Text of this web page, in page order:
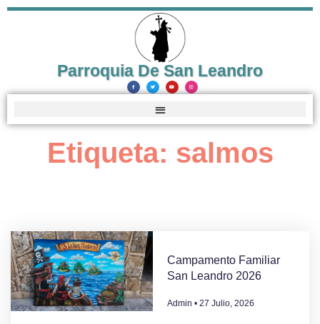
Parroquia De San Leandro
Etiqueta: salmos
Campamento Familiar
San Leandro 2026
Admin 27 Julio, 2026